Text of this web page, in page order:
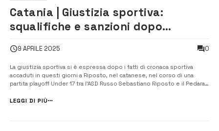
Catania | Giustizia sportiva:
squalifiche e sanzioni dopo
9 APRILE 2025 0
La giustizia sportiva si è espressa dopo i fatti di cronaca sportiva
accaduti in questi giorni a Riposto, nel catanese, nel corso di una
partita playoff Under 17 tra l’ASD Russo Sebastiano Riposto e il Pedara.
sportiva ha così deciso: la RSC Riposto è stata […]...
LEGGI DI PIÙ